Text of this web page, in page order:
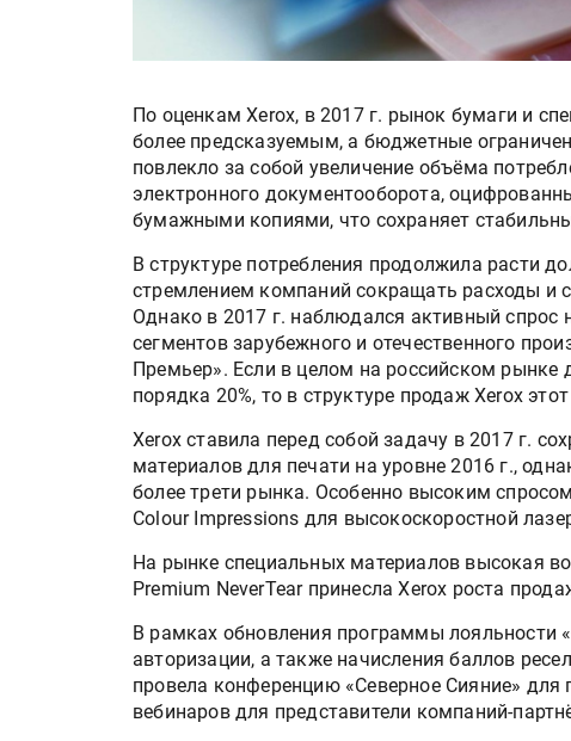
По оценкам Xerox, в 2017 г. рынок бумаги и
более предсказуемым, а бюджетные
повлекло за собой увеличение объёма
электронного документооборота,
бумажными копиями, что сохраняет
В структуре потребления продолжила расти
стремлением компаний сокращать расходы
Однако в 2017 г. наблюдался активный спрос
сегментов зарубежного и отечественного
Премьер». Если в целом на российском рынке
порядка 20%, то в структуре продаж Xerox
Xerox ставила перед собой задачу в 2017 г.
материалов для печати на уровне 2016 г.,
более трети рынка. Особенно высоким
Colour Impressions для высокоскоростной
На рынке специальных материалов высокая
Premium NeverTear принесла Xerox роста
В рамках обновления программы лояльности
авторизации, а также начисления баллов
провела конференцию «Северное Сияние»
вебинаров для представители компаний-